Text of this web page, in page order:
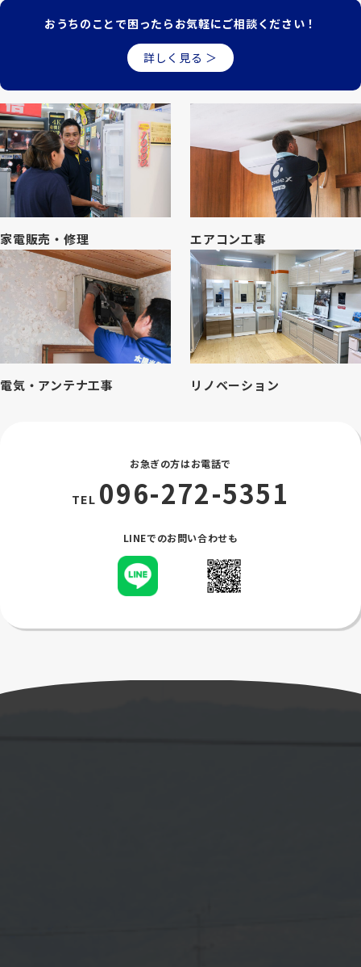
おうちのことで困ったら お気軽にご相談ください！
詳しく見る ＞
家電販売・修理 エアコン工事
電気・アンテナ工事 リノベーション
お急ぎの方はお電話で
TEL 096-272-5351
LINEでのお問い合わせも